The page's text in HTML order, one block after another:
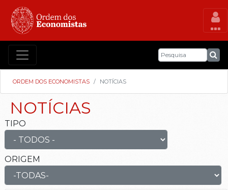
ORDEM DOS ECONOMISTAS NOTÍCIAS
NOTÍCIAS
TIPO
ORIGEM